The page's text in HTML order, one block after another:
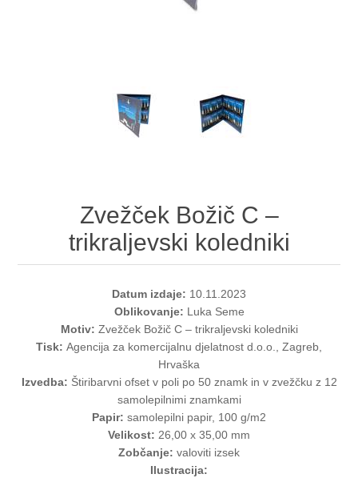
Zvežček Božič C –
trikraljevski koledniki
Datum izdaje: 10.11.2023
Oblikovanje: Luka Seme
Motiv: Zvežček Božič C – trikraljevski koledniki
Tisk: Agencija za komercijalnu djelatnost d.o.o., Zagreb,
Hrvaška
Izvedba: Štiribarvni ofset v poli po 50 znamk in v zvežčku z 12
samolepilnimi znamkami
Papir: samolepilni papir, 100 g/m2
Velikost: 26,00 x 35,00 mm
Zobčanje: valoviti izsek
Ilustracija: